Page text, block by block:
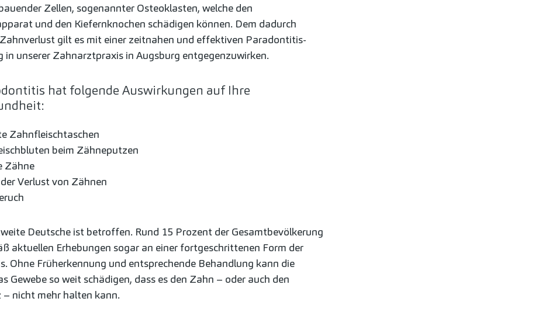
Zellen, sogenannter Osteoklasten, welche den
und den Kiefernknochen schädigen können. Dem dadurch
gilt es mit einer zeitnahen und effektiven Paradontitis-
in unserer Zahnarztpraxis in Augsburg entgegenzuwirken.
hat folgende Auswirkungen auf Ihre
Zahnfleischtaschen
beim Zähneputzen
Zähne
Verlust von Zähnen
Deutsche ist betroffen. Rund 15 Prozent der Gesamtbevölkerung
aktuellen Erhebungen sogar an einer fortgeschrittenen Form der
Ohne Früherkennung und entsprechende Behandlung kann die
Gewebe so weit schädigen, dass es den Zahn – oder auch den
nicht mehr halten kann.